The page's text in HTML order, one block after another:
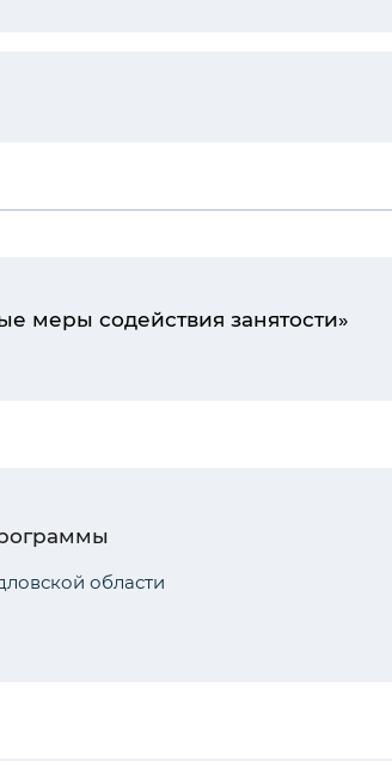
меры содействия занятости»
области